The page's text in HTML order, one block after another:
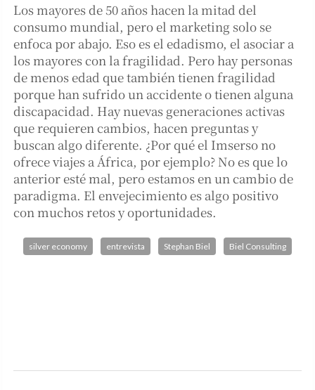
Los mayores de 50 años hacen la mitad del
consumo mundial, pero el marketing solo se
enfoca por abajo. Eso es el edadismo, el asociar a
los mayores con la fragilidad. Pero hay personas
de menos edad que también tienen fragilidad
porque han sufrido un accidente o tienen alguna
discapacidad. Hay nuevas generaciones activas
que requieren cambios, hacen preguntas y
buscan algo diferente. ¿Por qué el Imserso no
ofrece viajes a África, por ejemplo? No es que lo
anterior esté mal, pero estamos en un cambio de
paradigma. El envejecimiento es algo positivo
con muchos retos y oportunidades.
silver economy entrevista Stephan Biel Biel Consulting